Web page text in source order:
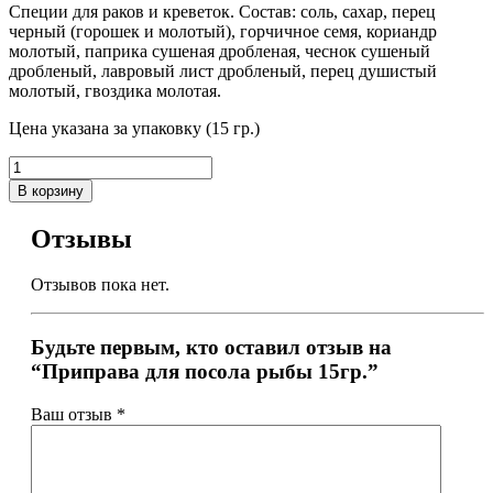
Специи для раков и креветок. Состав: соль, сахар, перец
черный (горошек и молотый), горчичное семя, кориандр
молотый, паприка сушеная дробленая, чеснок сушеный
дробленый, лавровый лист дробленый, перец душистый
молотый, гвоздика молотая.
Цена указана за упаковку (15 гр.)
В корзину
Отзывы
Отзывов пока нет.
Будьте первым, кто оставил отзыв на
“Приправа для посола рыбы 15гр.”
Ваш отзыв *